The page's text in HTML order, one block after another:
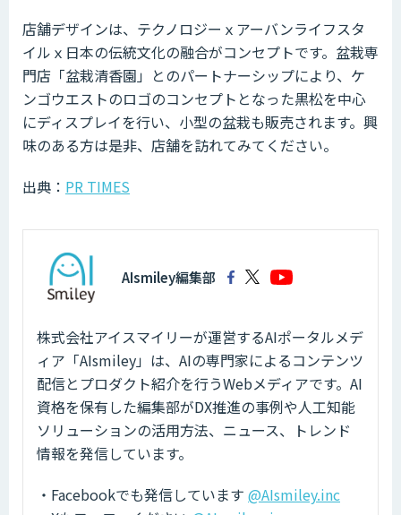
店舗デザインは、テクノロジーｘアーバンライフスタ
イルｘ日本の伝統文化の融合がコンセプトです。盆栽専
門店「盆栽清香園」とのパートナーシップにより、ケ
ンゴウエストのロゴのコンセプトとなった黒松を中心
にディスプレイを行い、小型の盆栽も販売されます。興
味のある方は是非、店舗を訪れてみてください。
出典： PR TIMES
AIsmiley編集部
株式会社アイスマイリーが運営するAIポータルメデ
ィア「AIsmiley」は、AIの専門家によるコンテンツ
配信とプロダクト紹介を行うWebメディアです。AI
資格を保有した編集部がDX推進の事例や人工知能
ソリューションの活用方法、ニュース、トレンド
情報を発信しています。
・Facebookでも発信しています @AIsmiley.inc